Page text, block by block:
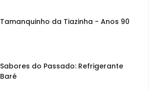
Tamanquinho da Tiazinha - Anos 90
Sabores do Passado: Refrigerante
Baré